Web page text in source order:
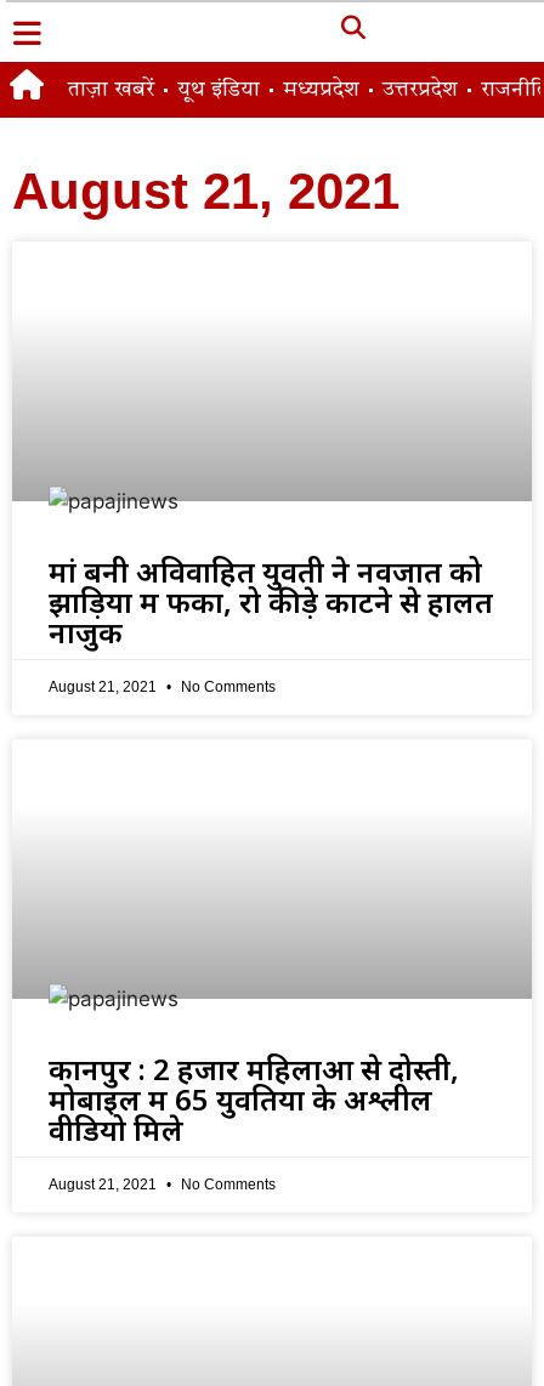
ताज़ा खबरें यूथ इंडिया मध्यप्रदेश उत्तरप्रदेश
August 21, 2021
मां बनी अविवाहित युवती ने नवजात को
झाड़ियों में फेंका, रो कीड़े काटने से हालत
नाजुक
August 21, 2021 No Comments
कानपुर : 2 हजार महिलाओं से दोस्ती,
मोबाइल में 65 युवतियों के अश्लील
वीडियो मिले
August 21, 2021 No Comments